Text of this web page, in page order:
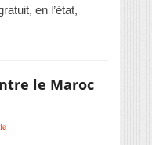
en l’état,
le Maroc